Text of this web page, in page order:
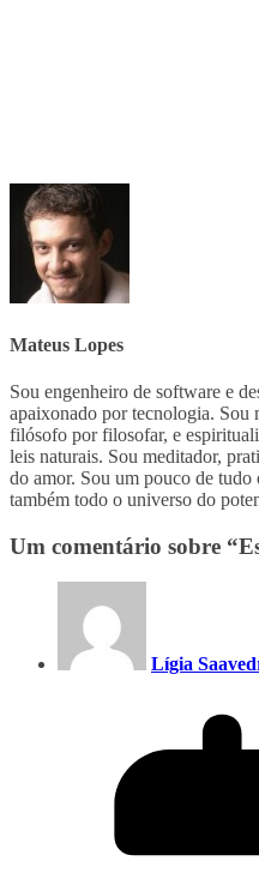
Mateus Lopes
Sou engenheiro de software e
apaixonado por tecnologia. Sou
filósofo por filosofar, e
leis naturais. Sou meditador,
do amor. Sou um pouco de
também todo o universo do
Um comentário sobre “
Lígia